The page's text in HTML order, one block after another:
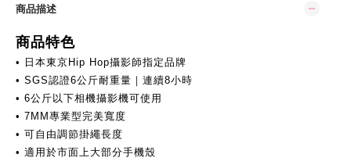
商品描述
商品特色
• 日本東京Hip Hop攝影師指定品牌
• SGS認證6公斤耐重量｜連續8小時
• 6公斤以下相機攝影機可使用
• 7MM專業型完美寬度
• 可自由調節掛繩長度
• 適用於市面上大部分手機殼